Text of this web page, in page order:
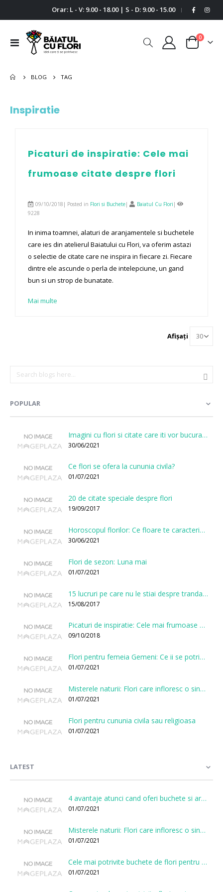
Orar: L - V: 9.00 - 18.00 | S - D: 9.00 - 15.00 |
Comutare
Cart
0
BLOG TAG
Inspiratie
Picaturi de inspiratie: Cele mai
frumoase citate despre flori
09/10/2018| Posted in Flori si Buchete| Baiatul Cu Flori |
9228
In inima toamnei, alaturi de aranjamentele si buchetele
care ies din atelierul Baiatului cu Flori, va oferim astazi
o selectie de citate care ne inspira in fiecare zi. Fiecare
dintre ele ascunde o perla de intelepciune, un gand
bun si un strop de bunatate.
Mai multe
Afișați
POPULAR
Imagini cu flori si citate care iti vor bucura sufletul
30/06/2021
Ce flori se ofera la cununia civila?
01/07/2021
20 de citate speciale despre flori
19/09/2017
Horoscopul florilor: Ce floare te caracterizeaza in functie de ziua nasterii?
30/06/2021
Flori de sezon: Luna mai
01/07/2021
15 lucruri pe care nu le stiai despre trandafiri
15/08/2017
Picaturi de inspiratie: Cele mai frumoase citate despre flori
09/10/2018
Flori pentru femeia Gemeni: Ce ii se potriveste, ce ii poarta noroc si ce o caracterizeaza?
01/07/2021
Misterele naturii: Flori care infloresc o singura data la cateva sute de ani
01/07/2021
Flori pentru cununia civila sau religioasa
01/07/2021
LATEST
4 avantaje atunci cand oferi buchete si aranjamente printr-o florarie online
01/07/2021
Misterele naturii: Flori care infloresc o singura data la cateva sute de ani
01/07/2021
Cele mai potrivite buchete de flori pentru onomastici
01/07/2021